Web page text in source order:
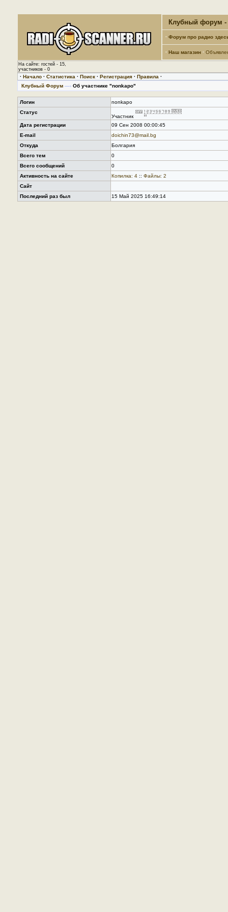
Клубный форум -
· Форум про радио
· Наш магазин ·
На сайте: гостей - 15,
участников - 0
· Начало · Статистика · Поиск · Регистрация · Правила ·
Клубный Форум —› Об участнике "nonkapo"
Логин
nonkapo
Статус
Участник
Дата регистрации
09 Сен 2008 00:00:45
E-mail
doichin73@mail.bg
Откуда
Болгария
Всего тем
0
Всего сообщений
0
Активность на сайте
Копилка: 4 :: Файлы: 2
Сайт
Последний раз был
15 Май 2025 16:49:14